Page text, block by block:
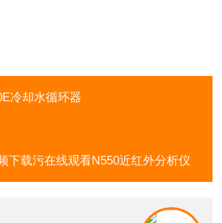
冷却水循环器
下载污在线观看N550近红外分析仪